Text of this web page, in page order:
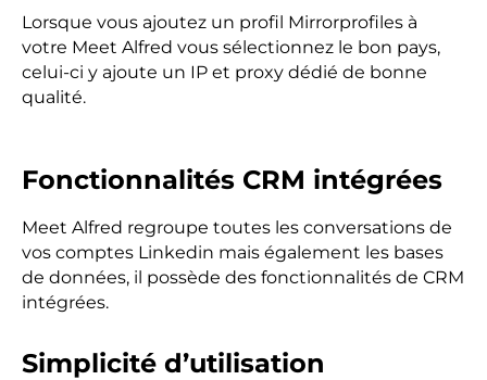
Lorsque vous ajoutez un profil Mirrorprofiles à
votre Meet Alfred vous sélectionnez le bon pays,
celui-ci y ajoute un IP et proxy dédié de bonne
qualité.
Fonctionnalités CRM intégrées
Meet Alfred regroupe toutes les conversations de
vos comptes Linkedin mais également les bases
de données, il possède des fonctionnalités de CRM
intégrées.
Simplicité d’utilisation